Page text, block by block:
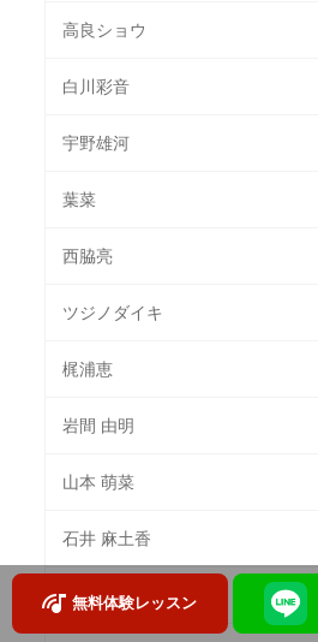
無料体験レッスン
高良ショウ
白川彩音
宇野雄河
葉菜
西脇亮
ツジノダイキ
梶浦恵
岩間 由明
山本 萌菜
石井 麻土香
佐々木 響太郎